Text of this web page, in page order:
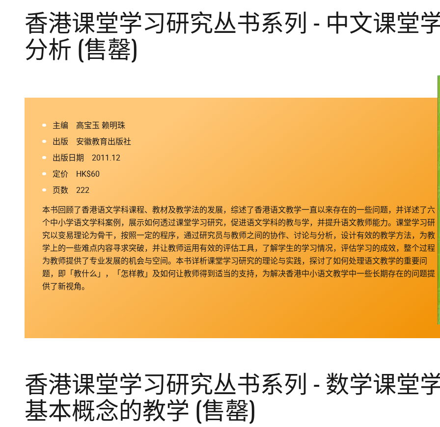
香港课堂学习研究丛书系列 - 中文课堂
分析 (售罄)
主编 高宝玉 赖明珠
出版 安徽教育出版社
出版日期 2011.12
定价 HK$60
页数 222
本书回顾了香港语文学科课程、教材及教学法的发展，综述了香港语文教学一直以来存在的一些问题，并详述了六
个中小学语文学科案例，展示如何透过课堂学习研究，促进语文学科的教与学，并提升语文教师能力。课堂学习研
究以变易理论为骨干，按照一定的程序，通过研究员与教师之间的协作、讨论与分析，设计有效的教学方法，为教
学上的一些难点内容寻求突破，并让教师运用有效的评估工具，了解学生的学习情况，评估学习的成效，整个过程
为教师提供了专业发展的机会与空间。本书详析课堂学习研究的理论与实践，探讨了如何处理语文教学的重要问
题，即「教什么」，「怎样教」及如何让教师得到适当的支持，为解决香港中小语文教学中一些长期存在的问题提
供了新视角。
香港课堂学习研究丛书系列 - 数学课堂
基本概念的教学 (售罄)